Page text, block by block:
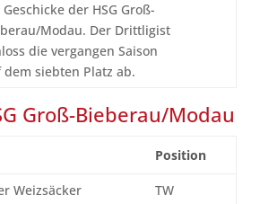
der HSG Groß-
Modau. Der Drittligist
die vergangen Saison
dem siebten Platz ab.
Groß-Bieberau/Modau
Position
Weizsäcker
TW